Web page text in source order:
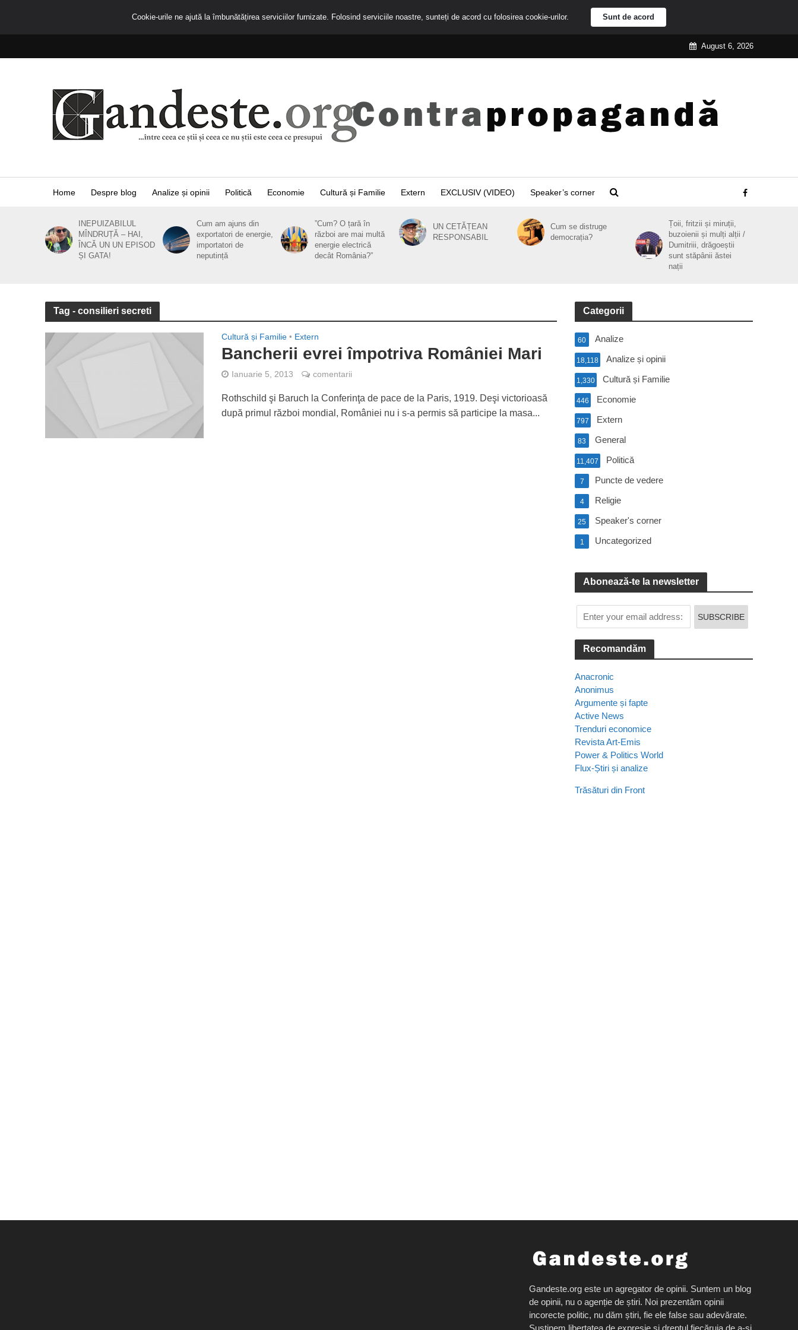
August 6, 2026
Home Despre blog Analize și opinii Politică Economie Cultură și Familie Extern EXCLUSIV (VIDEO) Speaker’s corner
INEPUIZABILUL
MÎNDRUȚĂ – HAI,
ÎNCĂ UN UN EPISOD
ȘI GATA!
Cum am ajuns din
exportatori de energie,
importatori de
neputință
”Cum? O țară în
război are mai multă
energie electrică
decât România?”
UN CETĂȚEAN
RESPONSABIL
Cum se distruge
democrația?
Țoii, fritzii și miruții,
buzoienii și mulți alții /
Dumitriii, drăgoeștii
sunt stăpânii ăstei
nații
Tag - consilieri secreti
Cultură și Familie • Extern
Bancherii evrei împotriva României Mari
Ianuarie 5, 2013 comentarii
Rothschild şi Baruch la Conferinţa de pace de la Paris, 1919. Deşi victorioasă
după primul război mondial, României nu i s-a permis să participe la masa...
Categorii
Analize
60
Analize și opinii
18,118
Cultură și Familie
1,330
Economie
446
Extern
797
General
83
Politică
11,407
Puncte de vedere
7
Religie
4
Speaker's corner
25
Uncategorized
1
Abonează-te la newsletter
Recomandăm
Anacronic
Anonimus
Argumente și fapte
Active News
Trenduri economice
Revista Art-Emis
Power & Politics World
Flux-Știri și analize
Trăsături din Front
Cookie-urile ne ajută la îmbunătățirea serviciilor furnizate. Folosind serviciile noastre, sunteți de acord cu folosirea cookie-urilor. Sunt de acord
Gandeste.org este un agregator de opinii. Suntem un blog
de opinii, nu o agenție de știri. Noi prezentăm opinii
incorecte politic, nu dăm știri, fie ele false sau adevărate.
Susținem libertatea de expresie și dreptul fiecăruia de a-și